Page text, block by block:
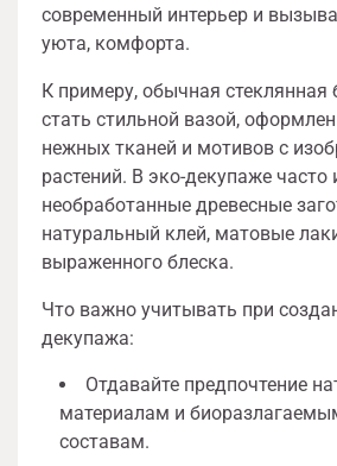
современный интерьер и
уюта, комфорта.
К примеру, обычная
стать стильной вазой,
нежных тканей и мотивов с
растений. В эко-декупаже часто
необработанные древесные
натуральный клей, матовые
выраженного блеска.
Что важно учитывать при
декупажа:
Отдавайте предпочтение
материалам и
составам.